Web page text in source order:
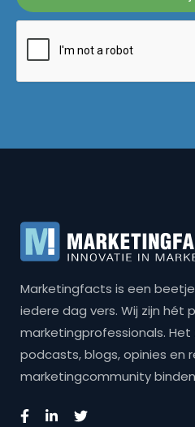
Marketingfacts is een
iedere dag vers. Wij zijn hét
marketingprofessionals. Het
podcasts, blogs, opinies en
marketingcommunity